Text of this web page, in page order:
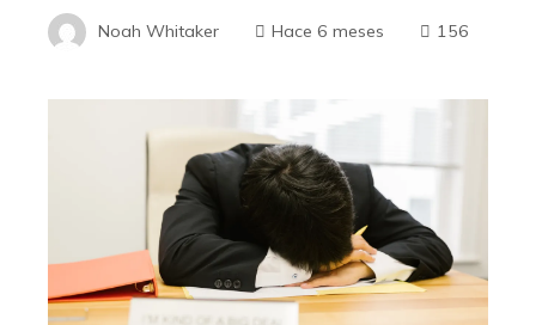
Noah Whitaker Hace 6 meses 156